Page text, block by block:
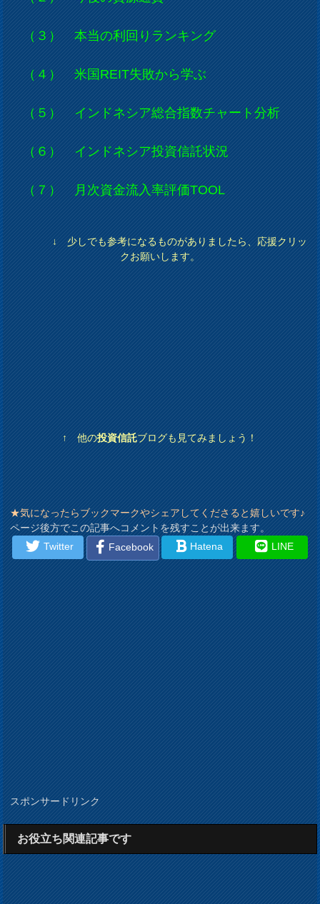
（３） 本当の利回りランキング
（４） 米国REIT失敗から学ぶ
（５） インドネシア総合指数チャート分析
（６） インドネシア投資信託状況
（７） 月次資金流入率評価TOOL
↓ 少しでも参考になるものがありましたら、応援クリッ
クお願いします。
↑ 他の投資信託ブログも見てみましょう！
★気になったらブックマークやシェアしてくださると嬉しいです♪
ページ後方でこの記事へコメントを残すことが出来ます。
Twitter
Facebook Hatena LINE
スポンサードリンク
お役立ち関連記事です